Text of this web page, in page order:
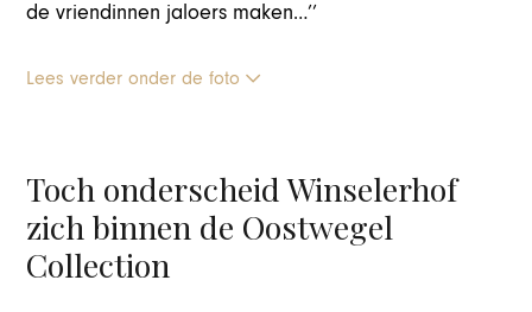
de vriendinnen jaloers maken…’’
Lees verder onder de foto
Toch onderscheid Winselerhof
zich binnen de Oostwegel
Collection